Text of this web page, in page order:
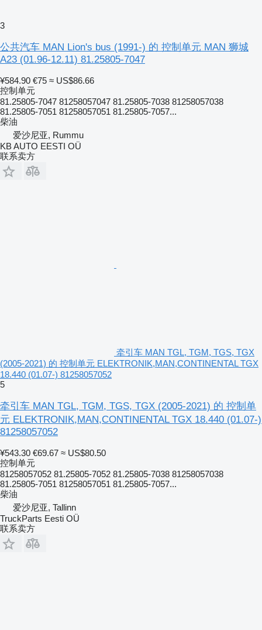
3
公共汽车 MAN Lion's bus (1991-) 的 控制单元 MAN 狮城
A23 (01.96-12.11) 81.25805-7047
¥584.90 €75 ≈ US$86.66
控制单元
81.25805-7047 81258057047 81.25805-7038 81258057038
81.25805-7051 81258057051 81.25805-7057...
柴油
爱沙尼亚, Rummu
KB AUTO EESTI OÜ
联系卖方
牵引车 MAN TGL, TGM, TGS, TGX
(2005-2021) 的 控制单元 ELEKTRONIK,MAN,CONTINENTAL TGX
18.440 (01.07-) 81258057052
5
牵引车 MAN TGL, TGM, TGS, TGX (2005-2021) 的 控制单
元 ELEKTRONIK,MAN,CONTINENTAL TGX 18.440 (01.07-)
81258057052
¥543.30 €69.67 ≈ US$80.50
控制单元
81258057052 81.25805-7052 81.25805-7038 81258057038
81.25805-7051 81258057051 81.25805-7057...
柴油
爱沙尼亚, Tallinn
TruckParts Eesti OÜ
联系卖方